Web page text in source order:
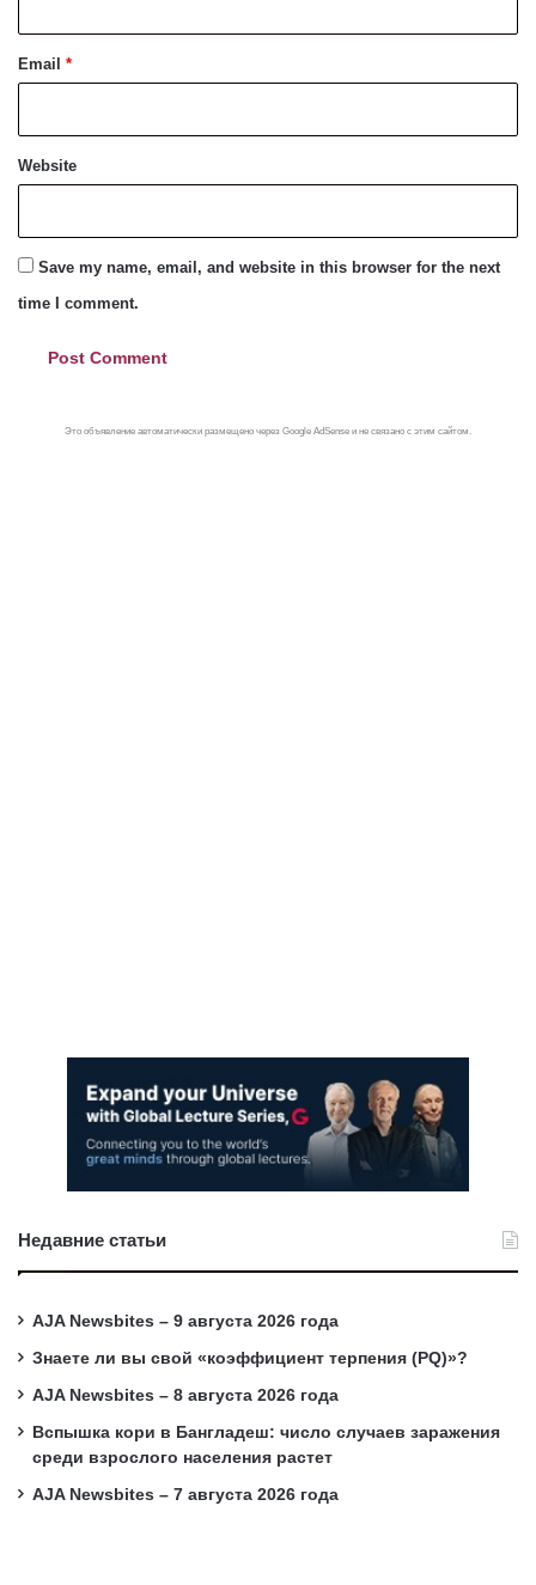
Email *
Website
Save my name, email, and website in this browser for the next
time I comment.
Это объявление автоматически размещено через Google AdSense и не связано с этим сайтом.
Недавние статьи
AJA Newsbites – 9 августа 2026 года
Знаете ли вы свой «коэффициент терпения (PQ)»?
AJA Newsbites – 8 августа 2026 года
Вспышка кори в Бангладеш: число случаев заражения
среди взрослого населения растет
AJA Newsbites – 7 августа 2026 года